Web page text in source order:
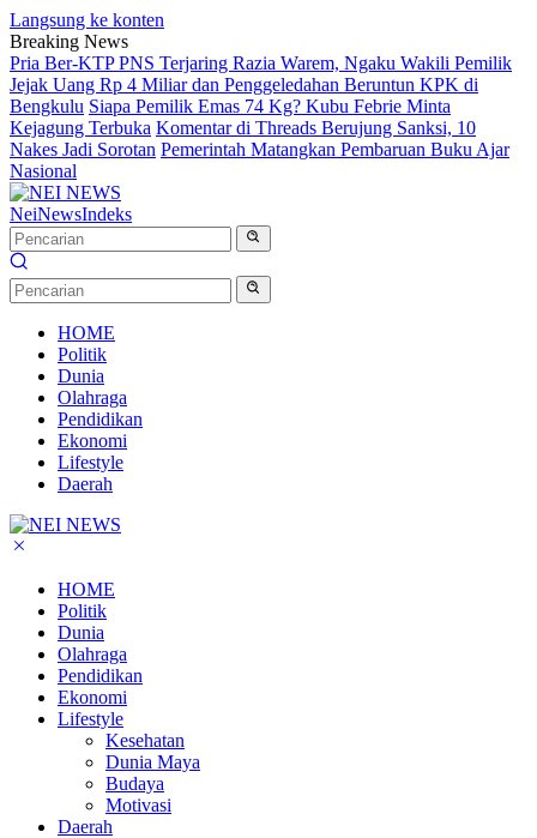
Langsung ke konten
Breaking News
Pria Ber-KTP PNS Terjaring Razia Warem, Ngaku Wakili Pemilik
Jejak Uang Rp 4 Miliar dan Penggeledahan Beruntun KPK di
Bengkulu Siapa Pemilik Emas 74 Kg? Kubu Febrie Minta
Kejagung Terbuka Komentar di Threads Berujung Sanksi, 10
Nakes Jadi Sorotan Pemerintah Matangkan Pembaruan Buku Ajar
Nasional
NeiNewsIndeks
HOME
Politik
Dunia
Olahraga
Pendidikan
Ekonomi
Lifestyle
Daerah
HOME
Politik
Dunia
Olahraga
Pendidikan
Ekonomi
Lifestyle
Kesehatan
Dunia Maya
Budaya
Motivasi
Daerah